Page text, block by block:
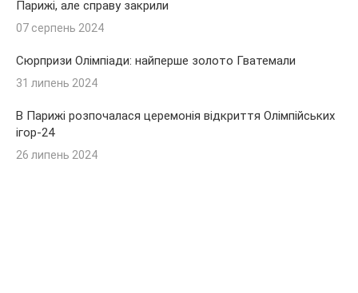
Парижі, але справу закрили
07 серпень 2024
Сюрпризи Олімпіади: найперше золото Гватемали
31 липень 2024
В Парижі розпочалася церемонія відкриття Олімпійських
ігор-24
26 липень 2024